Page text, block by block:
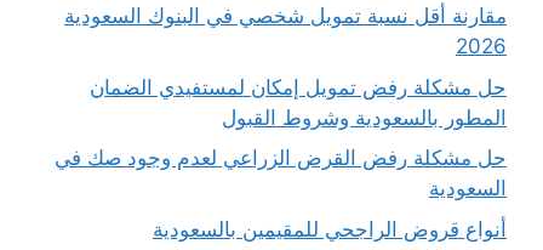
مقارنة أقل نسبة تمويل شخصي في البنوك السعودية
2026
حل مشكلة رفض تمويل إمكان لمستفيدي الضمان
المطور بالسعودية وشروط القبول
حل مشكلة رفض القرض الزراعي لعدم وجود صك في
السعودية
أنواع قروض الراجحي للمقيمين بالسعودية